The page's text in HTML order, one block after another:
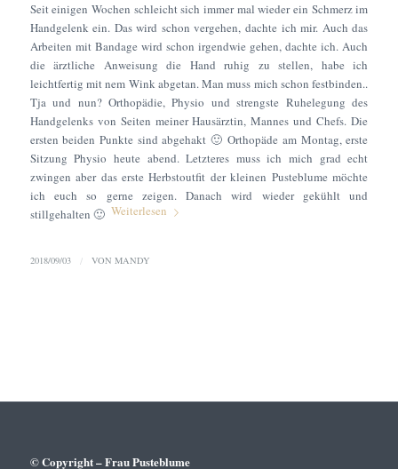
Seit einigen Wochen schleicht sich immer mal wieder ein Schmerz im
Handgelenk ein. Das wird schon vergehen, dachte ich mir. Auch das
Arbeiten mit Bandage wird schon irgendwie gehen, dachte ich. Auch
die ärztliche Anweisung die Hand ruhig zu stellen, habe ich
leichtfertig mit nem Wink abgetan. Man muss mich schon festbinden..
Tja und nun? Orthopädie, Physio und strengste Ruhelegung des
Handgelenks von Seiten meiner Hausärztin, Mannes und Chefs. Die
ersten beiden Punkte sind abgehakt 🙂 Orthopäde am Montag, erste
Sitzung Physio heute abend. Letzteres muss ich mich grad echt
zwingen aber das erste Herbstoutfit der kleinen Pusteblume möchte
ich euch so gerne zeigen. Danach wird wieder gekühlt und
stillgehalten 🙂 Weiterlesen
2018/09/03 / VON MANDY
© Copyright – Frau Pusteblume